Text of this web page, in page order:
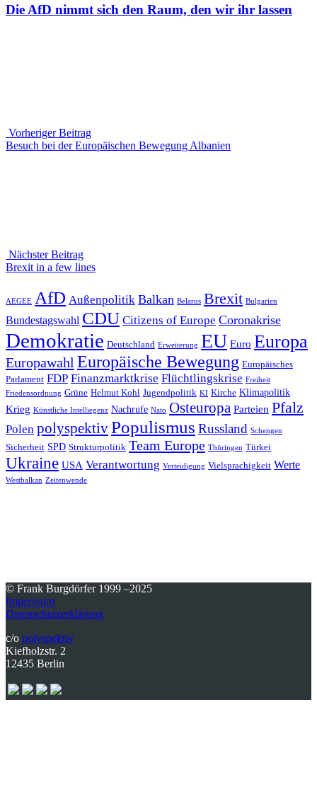
Die AfD nimmt sich den Raum, den wir ihr lassen
Vorheriger Beitrag
Vorheriger
Besuch bei der Europäischen Bewegung Albanien
Nächster Beitrag
Nächster
Brexit in a few lines
AEGEE AfD Außenpolitik Balkan Belarus Brexit Bulgarien
Bundestagswahl CDU Citizens of Europe Coronakrise
Demokratie Deutschland Erweiterung EU Euro Europa
Europawahl Europäische Bewegung Europäisches
Parlament FDP Finanzmarktkrise Flüchtlingskrise Freiheit
Friedensordnung Grüne Helmut Kohl Jugendpolitik KI Kirche Klimapolitik
Krieg Künstliche Intelliegenz Nachrufe Nato Osteuropa Parteien Pfalz
Polen polyspektivPopulismus Russland Schengen
Sicherheit SPD Strukturpolitik Team Europe Thüringen Türkei
Ukraine USA Verantwortung Verteidigung Vielsprachigkeit Werte
Westbalkan Zeitenwende
© Frank Burgdörfer 1999 –2025
Impressum
Datenschutzerklärung
c/o polyspektiv
Kiefholzstr. 2
12435 Berlin